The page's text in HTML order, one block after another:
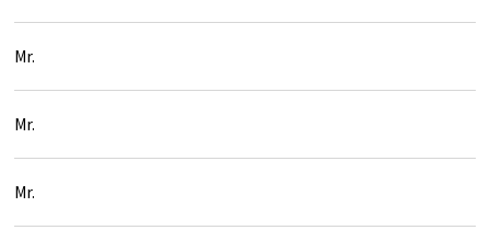
Mr.
Mr.
Mr.